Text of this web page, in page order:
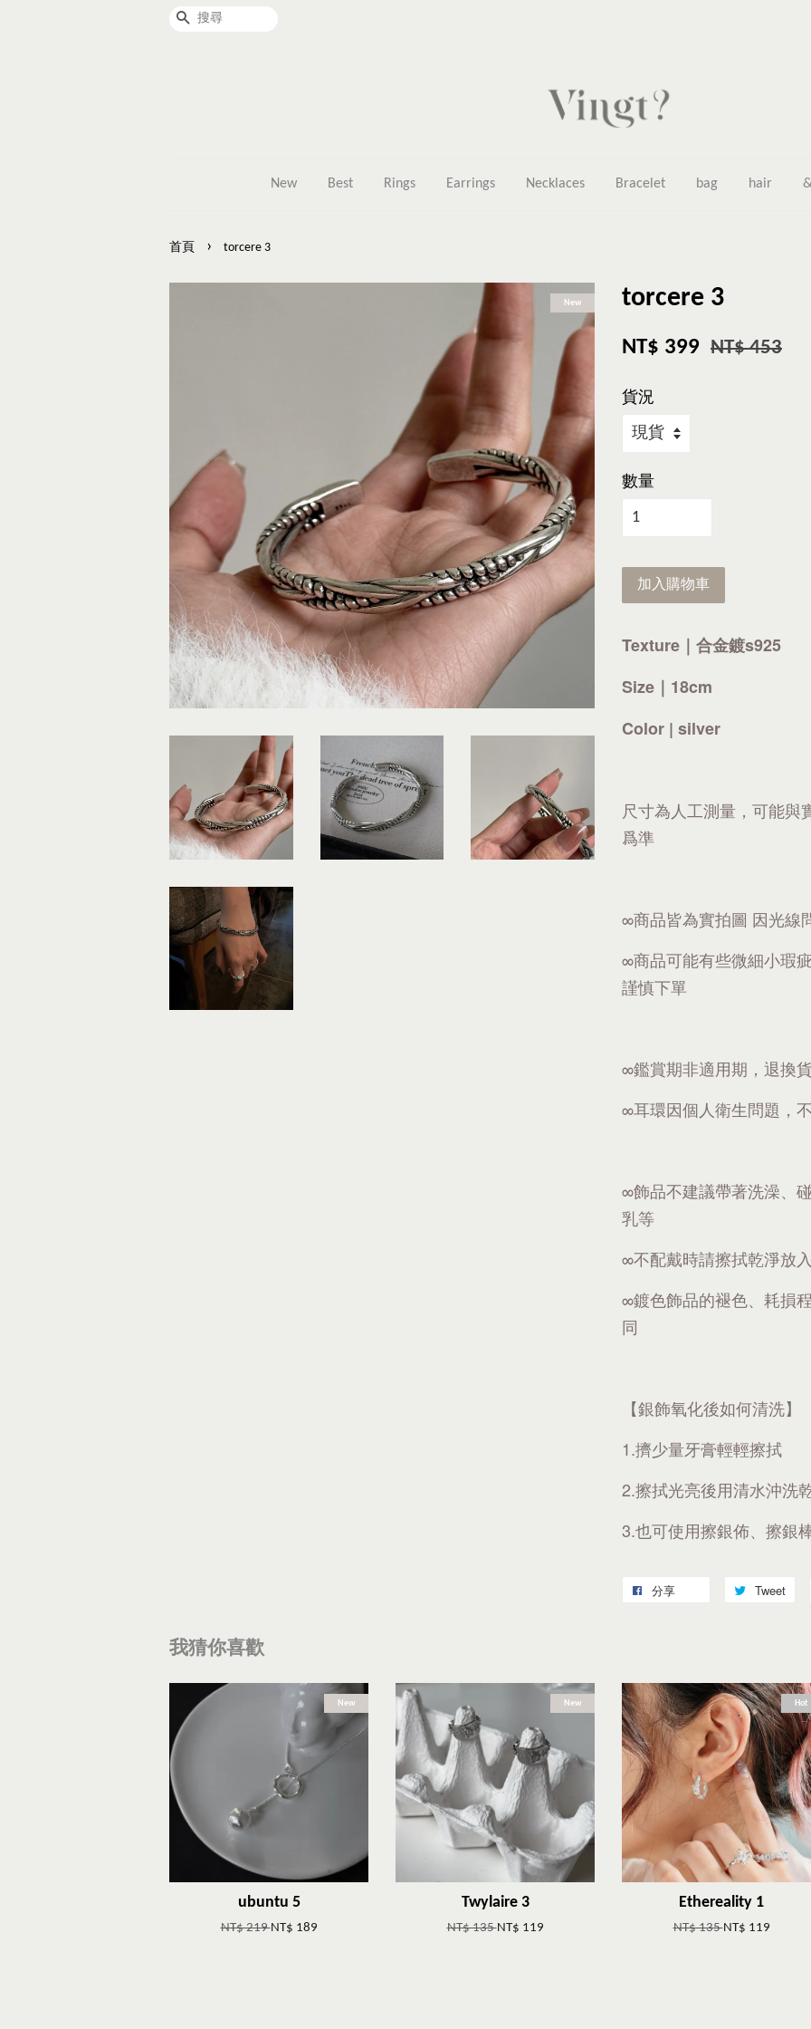
搜尋
New Best Rings Earrings Necklaces Bracelet bag hair
首頁 › torcere 3
New torcere 3
NT$ 399 NT$ 453
貨況
數量
加入購物車
Texture｜合金鍍s925
Size｜18cm
Color | silver
尺寸為人工測量，可能與
爲準
∞商品皆為實拍圖 因光線
∞商品可能有些微細小瑕
謹慎下單
∞鑑賞期非適用期，退換
∞耳環因個人衛生問題，
∞飾品不建議帶著洗澡、
乳等
∞不配戴時請擦拭乾淨放
∞鍍色飾品的褪色、耗損
同
【銀飾氧化後如何清洗】
1.擠少量牙膏輕輕擦拭
2.擦拭光亮後用清水沖洗
3.也可使用擦銀佈、擦銀
分享 Tweet
我猜你喜歡
New
ubuntu 5
NT$ 219NT$ 189
New
Twylaire 3
NT$ 135NT$ 119
Hot
Ethereality 1
NT$ 135NT$ 119